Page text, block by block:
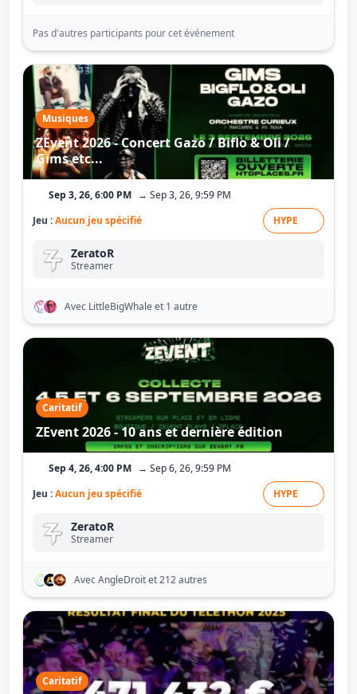
Pas d'autres participants pour cet événement
Musiques
ZEvent 2026 - Concert Gazo / Biflo & Oli /
Gims etc...
Sep 3, 26, 6:00 PM → Sep 3, 26, 9:59 PM
Jeu :Aucun jeu spécifié HYPE
ZeratoR
Streamer
Avec LittleBigWhaleet 1 autre
Caritatif
ZEvent 2026 - 10 ans et dernière édition
Sep 4, 26, 4:00 PM → Sep 6, 26, 9:59 PM
Jeu :Aucun jeu spécifié HYPE
ZeratoR
Streamer
Avec AngleDroitet 212 autres
Caritatif